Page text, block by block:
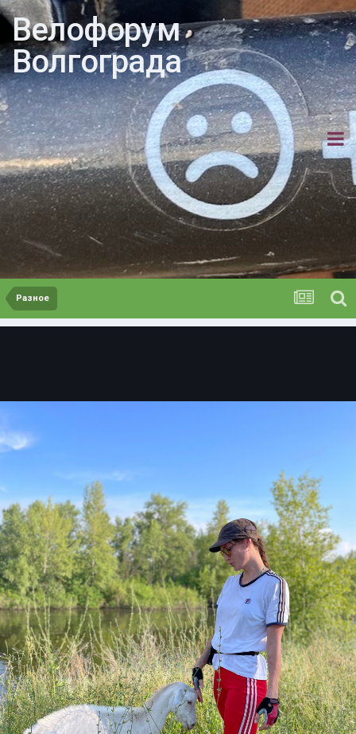
Велофорум
Волгограда
Разное